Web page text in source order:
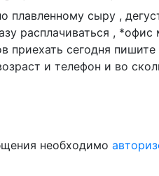
плавленному сыру ,
расплачиваться ,
приехать сегодня
и телефон и во
необходимо